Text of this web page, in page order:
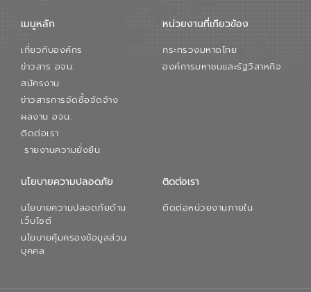
สมดุลทางเศรษฐกิจและสิ่งแวดล้อมได้อย่าง
ภาคเอกชนในครั้งนี้ นับเป็นก้าวสำคัญของ
องค์การจัดการน้ำเสีย (อจน.) ในการร่วมวาง
เมนูหลัก
เกี่ยวกับองค์กร
ข่าวสาร อจน.
สมัครงาน
ข่าวสารการจัดซื้อจัดจ้าง
ผลงาน อจน.
ติดต่อเรา
รายงานความยั่งยืน
หน่วยงานที่เกียวข้อง
กระทรวงมหาดไทย
องค์การมหาชนและรัฐวิสาหกิจ
นโยบายความปลอดภัย
นโยบายความปลอดภัยด้าน
เว็บไซต์
นโยบายคุ้มครองข้อมูลส่วน
บุคคล
ติดต่อเรา
ติดต่อหน่วยงานภายใน